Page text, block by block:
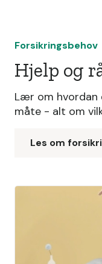
Forsikringsbehov
Hjelp og
Lær om hvordan
måte - alt om
Les om